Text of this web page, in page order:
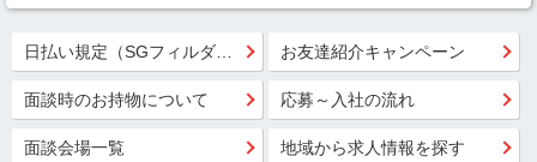
お友達紹介キャンペーン
面談時のお持物について 応募～入社の流れ
面談会場一覧 地域から求人情報を探す